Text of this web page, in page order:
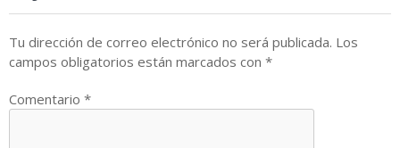
Tu dirección de correo electrónico no será publicada. Los
campos obligatorios están marcados con *
Comentario *